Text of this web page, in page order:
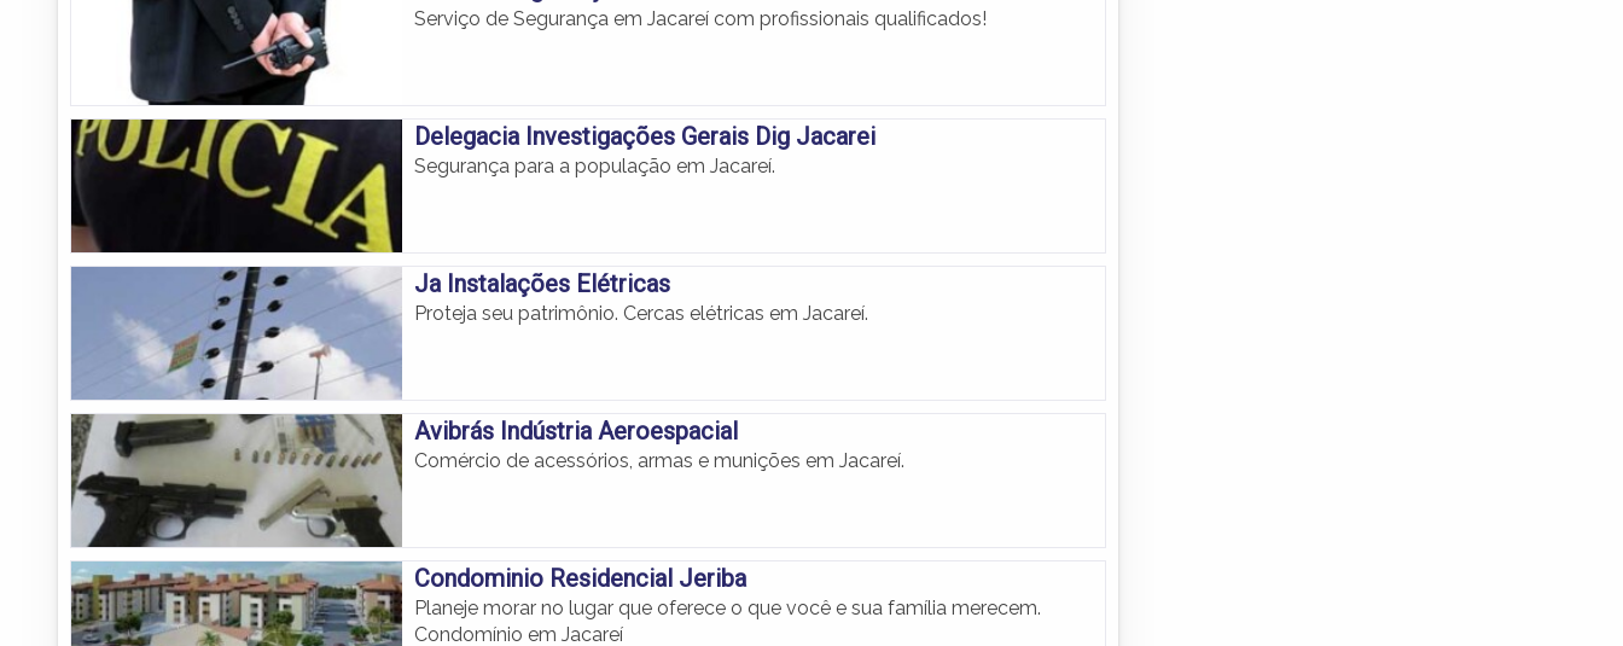
Serviço de Segurança em Jacareí com profissionais qualificados!
Delegacia Investigações Gerais Dig Jacarei
Segurança para a população em Jacareí.
Ja Instalações Elétricas
Proteja seu patrimônio. Cercas elétricas em Jacareí.
Avibrás Indústria Aeroespacial
Comércio de acessórios, armas e munições em Jacareí.
Condominio Residencial Jeriba
Planeje morar no lugar que oferece o que você e sua família merecem.
Condomínio em Jacareí